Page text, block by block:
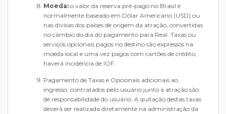
Moeda: o valor da reserva pré-pago no Brasil é
normalmente baseado em Dólar Americano (USD) ou
nas divisas dos países de origem da atração, convertidas
no câmbio do dia do pagamento para Real. Taxas ou
serviços opcionais pagos no destino são expressos na
moeda local e uma vez pagos com cartões de crédito,
haverá incidência de IOF.
Pagamento de Taxas e Opcionais adicionais ao
ingresso, contratados pelo usuário junto à atração são
de responsabilidade do usuário. A quitação destas taxas
deverá ser realizada diretamente na administração da